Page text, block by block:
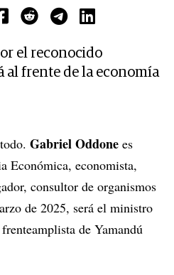
el reconocido
al frente de la economía
Gabriel Oddone es
Económica, economista,
consultor de organismos
de 2025, será el ministro
de Yamandú